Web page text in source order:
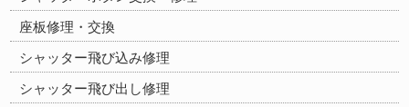
座板修理・交換
シャッター飛び込み修理
シャッター飛び出し修理